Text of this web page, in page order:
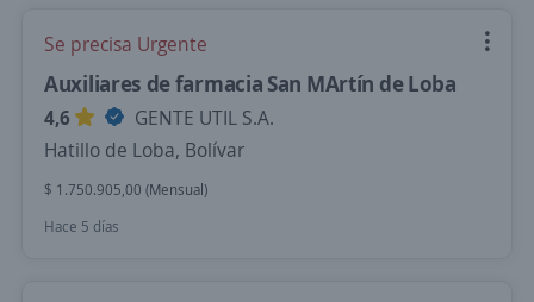
Se precisa Urgente
Auxiliares de farmacia San MArtín de Loba
4,6
GENTE UTIL S.A.
Hatillo de Loba, Bolívar
$ 1.750.905,00 (Mensual)
Hace 5 días